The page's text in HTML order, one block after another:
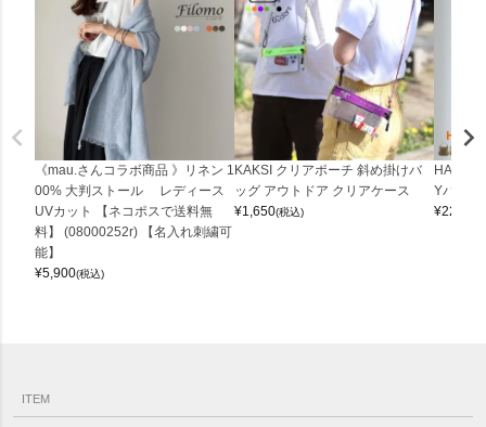
《mau.さんコラボ商品 》リネン 1
00% 大判ストール レディース
UVカット 【ネコポスで送料無
料】 (08000252r) 【名入れ刺繍可
能】
¥5,900(税込)
KAKSI クリアポーチ 斜め掛けバ
ッグ アウトドア クリアケース
¥1,650(税込)
Yバッグ
¥22,000
ITEM